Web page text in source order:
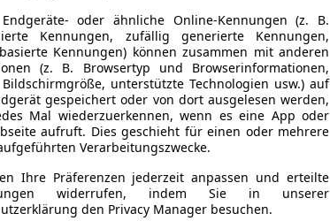
Endgeräte- oder ähnliche Online-Kennungen (z. B.
Kennungen, zufällig generierte Kennungen,
Kennungen) können zusammen mit anderen
(z. B. Browsertyp und Browserinformationen,
Bildschirmgröße, unterstützte Technologien usw.) auf
gespeichert oder von dort ausgelesen werden,
Mal wiederzuerkennen, wenn es eine App oder
aufruft. Dies geschieht für einen oder mehrere
Verarbeitungszwecke.
Ihre Präferenzen jederzeit anpassen und erteilte
widerrufen, indem Sie in unserer
den Privacy Manager besuchen.